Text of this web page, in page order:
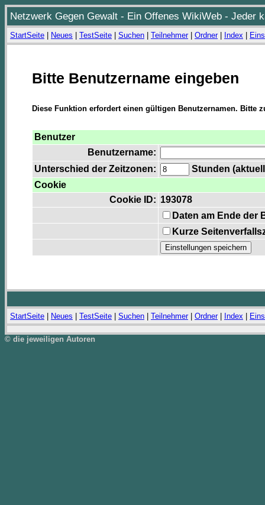
Netzwerk Gegen Gewalt - Ein Offenes WikiWeb - Jeder
StartSeite Neues TestSeite Suchen Teilnehmer| Ordner| Index
Bitte Benutzername eingeben
Diese Funktion erfordert einen gültigen Benutzernamen. Bitte
Benutzer
Benutzername:
Unterschied der Zeitzonen:
Stunden
Cookie
Cookie ID: 193078
Daten am Ende der
Kurze
StartSeite Neues TestSeite Suchen Teilnehmer| Ordner| Index
© die jeweiligen Autoren